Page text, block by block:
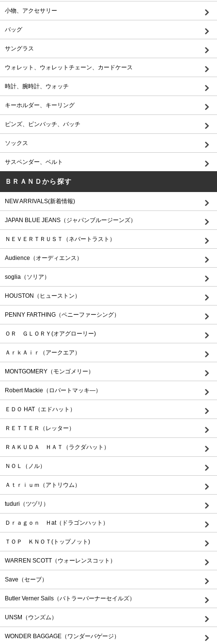
小物、アクセサリー
バッグ
サングラス
ウォレット、ウォレットチェーン、カードケース
時計、腕時計、ウォッチ
キーホルダー、キーリング
ピンズ、ピンバッチ、バッチ
ソックス
サスペンダー、ベルト
ＢＲＡＮＤから探す
NEW ARRIVALS(新着情報)
JAPAN BLUE JEANS（ジャパンブルージーンズ）
ＮＥＶＥＲＴＲＵＳＴ（ネバートラスト）
Audience（オーディエンス）
soglia（ソリア）
HOUSTON（ヒューストン）
PENNY FARTHING（ペニーファーシング）
ＯＲ ＧＬＯＲＹ(オアグローリー)
ＡｒｋＡｉｒ（アークエア）
MONTGOMERY（モンゴメリー）
Robert Mackie（ロバートマッキ―）
ＥＤＯ HAT（エドハット）
ＲＥＴＴＥＲ（レッター）
ＲＡＫＵＤＡ ＨＡＴ（ラクダハット）
ＮＯＬ（ノル）
Ａｔｒｉｕｍ（アトリウム）
tuduri（ツヅリ）
Ｄｒａｇｏｎ Ｈat（ドラゴンハット）
ＴＯＰ ＫＮＯＴ(トップノット)
WARREN SCOTT（ウォーレンスコット）
Save（セーブ）
Butler Verner Sails（バトラーバーナーセイルズ）
UNSM（ウンズム）
WONDER BAGGAGE（ワンダーバゲージ）